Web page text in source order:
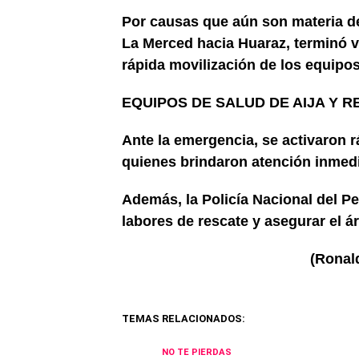
Por causas que aún son materia
La Merced hacia Huaraz, terminó
rápida movilización de los
EQUIPOS DE SALUD DE AIJA Y
Ante la emergencia, se activaron
quienes brindaron atención
Además, la Policía Nacional del
labores de rescate y asegurar el
(Ronald
TEMAS RELACIONADOS:
NO TE PIERDAS